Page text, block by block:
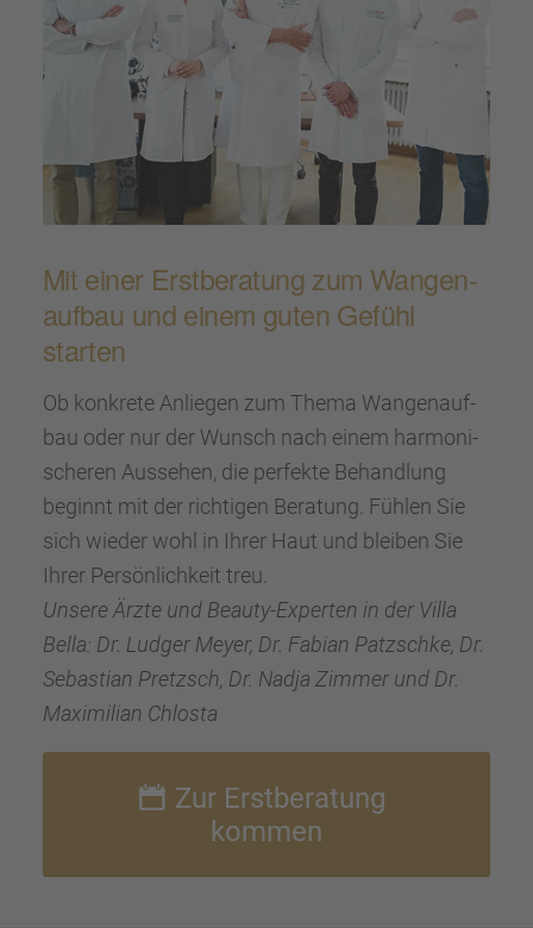
Mit einer Erstbe­ra­tung zum Wangen­
auf­bau und einem guten Gefühl
starten
Ob konkrete Anlie­gen zum Thema Wangen­auf­
bau oder nur der Wunsch nach einem harmo­ni­
sche­ren Ausse­hen, die perfekte Behand­lung
beginnt mit der richti­gen Beratung. Fühlen Sie
sich wieder wohl in Ihrer Haut und bleiben Sie
Ihrer Persön­lich­keit treu.
Unsere Ärzte und Beauty-Exper­ten in der Villa
Bella: Dr. Ludger Meyer, Dr. Fabian Patzschke, Dr.
Sebas­tian Pretzsch, Dr. Nadja Zimmer und Dr.
Maximi­lian Chlosta
Zur Erstbe­ra­tung
kommen